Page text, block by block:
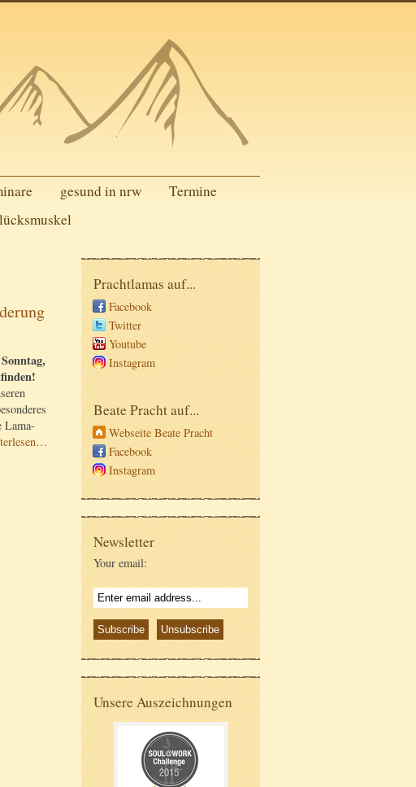
gesund in nrw
Termine
Prachtlamas auf...
Facebook
Twitter
Youtube
Instagram
Beate Pracht auf...
Webseite Beate Pracht
Facebook
Instagram
Newsletter
Your email:
Unsere Auszeichnungen
Lama-